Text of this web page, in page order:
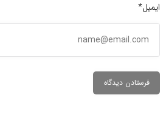
ایمیل*